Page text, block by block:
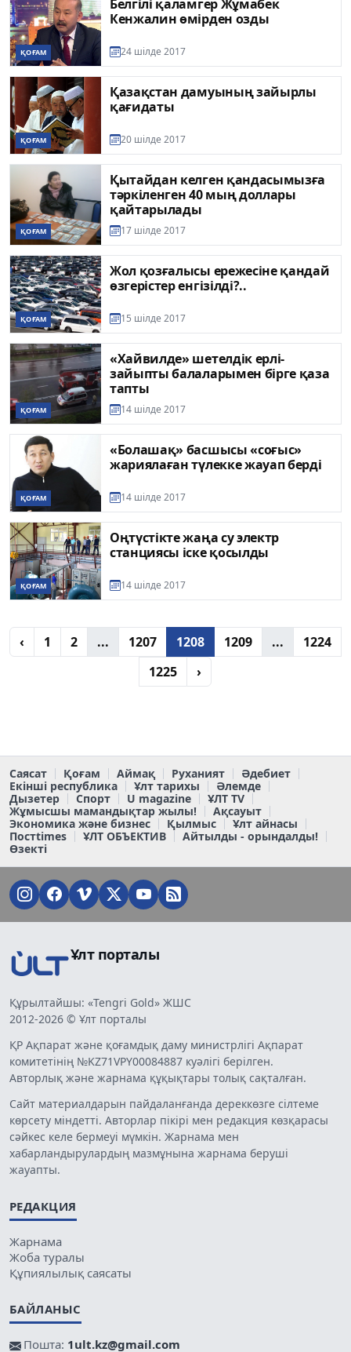
ҚОҒАМ
Белгілі қаламгер Жұмабек
Кенжалин өмірден озды
24 шілде 2017
ҚОҒАМ
Қазақстан дамуының зайырлы
қағидаты
20 шілде 2017
ҚОҒАМ
Қытайдан келген қандасымызға
тәркіленген 40 мың доллары
қайтарылады
17 шілде 2017
ҚОҒАМ
Жол қозғалысы ережесіне қандай
өзгерістер енгізілді?..
15 шілде 2017
ҚОҒАМ
«Хайвилде» шетелдік ерлі-
зайыпты балаларымен бірге қаза
тапты
14 шілде 2017
ҚОҒАМ
«Болашақ» басшысы «соғыс»
жариялаған түлекке жауап берді
14 шілде 2017
ҚОҒАМ
Оңтүстікте жаңа су электр
станциясы іске қосылды
14 шілде 2017
‹ 1 2 ... 1207 1208 1209 ...
1224
1225
›
Саясат Қоғам Аймақ Руханият
Әдебиет
Екінші республика
Ұлт тарихы
Әлемде
Дызетер
Спорт U magazine
ҰЛТ TV
Жұмысшы мамандықтар жылы!
Ақсауыт
Экономика және бизнес
Қылмыс
Ұлт айнасы
Постtimes
ҰЛТ ОБЪЕКТИВ
Айтылды - орындалды!
Өзекті
Ұлт порталы
Құрылтайшы: «Tengri Gold» ЖШС
2012-2026 © Ұлт порталы
ҚР Ақпарат және қоғамдық даму министрлігі Ақпарат
комитетінің №KZ71VPY00084887 куәлігі берілген.
Авторлық және жарнама құқықтары толық сақталған.
Сайт материалдарын пайдаланғанда дереккөзге сілтеме
көрсету міндетті. Авторлар пікірі мен редакция көзқарасы
сәйкес келе бермеуі мүмкін. Жарнама мен
хабарландырулардың мазмұнына жарнама беруші
жауапты.
РЕДАКЦИЯ
Жарнама
Жоба туралы
Құпиялылық саясаты
БАЙЛАНЫС
Пошта: 1ult.kz@gmail.com